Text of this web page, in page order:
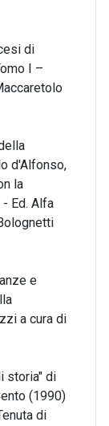
di
I –
d'Alfonso,
la
Ed. Alfa
e
a cura di
storia" di
(1990)
di